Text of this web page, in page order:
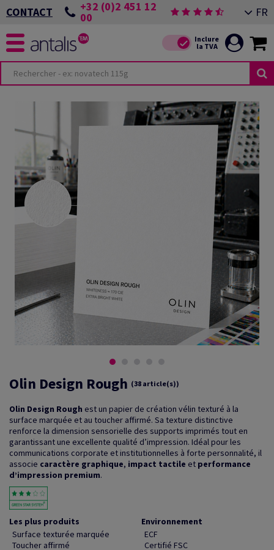
CONTACT +32 (0)2 451 12
00 FR
Olin Design Rough (38 article(s))
Olin Design Rough est un papier de création vélin texturé à la
surface marquée et au toucher affirmé. Sa texture distinctive
renforce la dimension sensorielle des supports imprimés tout en
garantissant une excellente qualité d’impression. Idéal pour les
communications corporate et institutionnelles à forte personnalité, il
associe caractère graphique, impact tactile et performance
d’impression premium.
Les plus produits
Surface texturée marquée
Toucher affirmé
Environnement
ECF
Certifié FSC